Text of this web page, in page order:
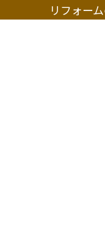
リフォー